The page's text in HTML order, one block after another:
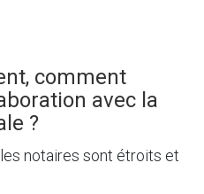
comment
avec la
?
notaires sont étroits et